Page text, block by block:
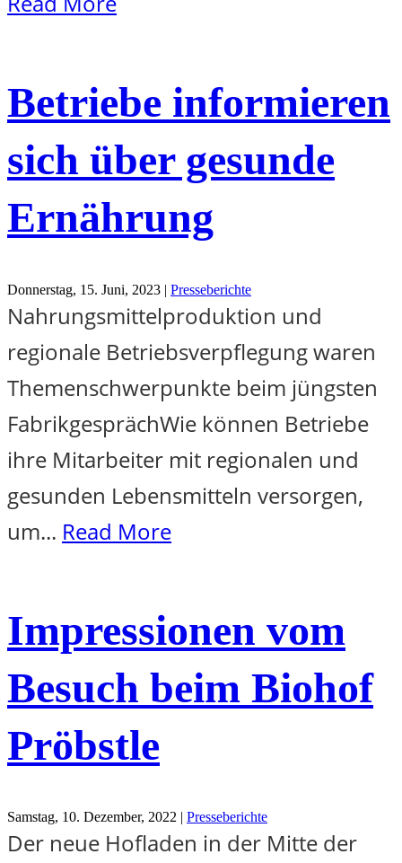
Betriebe informieren
sich über gesunde
Ernährung
Donnerstag, 15. Juni, 2023 | Presseberichte
Nahrungsmittelproduktion und
regionale Betriebsverpflegung waren
Themenschwerpunkte beim jüngsten
FabrikgesprächWie können Betriebe
ihre Mitarbeiter mit regionalen und
gesunden Lebensmitteln versorgen,
um... Read More
Impressionen vom
Besuch beim Biohof
Pröbstle
Samstag, 10. Dezember, 2022 | Presseberichte
Der neue Hofladen in der Mitte der